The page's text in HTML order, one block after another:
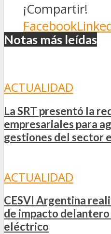
¡Compartir!
Facebook
Notas más leídas
ACTUALIDAD
La SRT presentó la
empresariales para
gestiones del sector
ACTUALIDAD
CESVI Argentina
de impacto
eléctrico